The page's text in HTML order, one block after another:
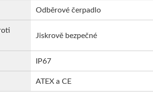
Odběrové čerpadlo
Jiskrově bezpečné
IP67
ATEX a CE